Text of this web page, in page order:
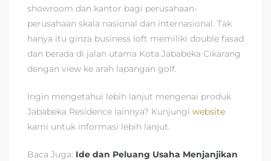
showroom dan kantor bagi perusahaan-
perusahaan skala nasional dan internasional. Tak
hanya itu ginza business loft memiliki double fasad
dan berada di jalan utama Kota Jababeka Cikarang
dengan view ke arah lapangan golf.
Ingin mengetahui lebih lanjut mengenai produk
Jababeka Residence lainnya? Kunjungi website
kami untuk informasi lebih lanjut.
Baca Juga: Ide dan Peluang Usaha Menjanjikan